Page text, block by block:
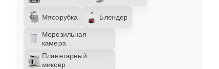
Мясорубка Блендер
Морозильная
камера
Планетарный
миксер